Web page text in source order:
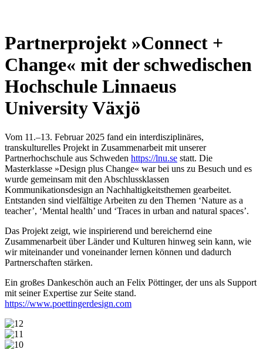
Partnerprojekt »Connect +
Change« mit der schwedischen
Hochschule Linnaeus
University Växjö
Vom 11.–13. Februar 2025 fand ein interdisziplinäres,
transkulturelles Projekt in Zusammenarbeit mit unserer
Partnerhochschule aus Schweden https://lnu.se statt. Die
Masterklasse »Design plus Change« war bei uns zu Besuch und es
wurde gemeinsam mit den Abschlussklassen
Kommunikationsdesign an Nachhaltigkeitsthemen gearbeitet.
Entstanden sind vielfältige Arbeiten zu den Themen ‘Nature as a
teacher’, ‘Mental health’ und ‘Traces in urban and natural spaces’.
Das Projekt zeigt, wie inspirierend und bereichernd eine
Zusammenarbeit über Länder und Kulturen hinweg sein kann, wie
wir miteinander und voneinander lernen können und dadurch
Partnerschaften stärken.
Ein großes Dankeschön auch an Felix Pöttinger, der uns als Support
mit seiner Expertise zur Seite stand.
https://www.poettingerdesign.com